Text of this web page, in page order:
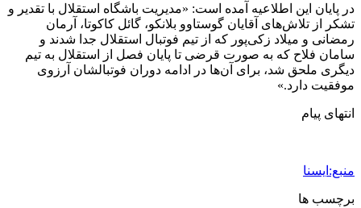
در پایان این اطلاعیه آمده است: «مدیریت باشگاه استقلال با تقدیر و
تشکر از تلاش‌های آقایان گوستاوو بلانکو، گائل کاکوتا، آرمان
رمضانی و میلاد زکی‌پور که از تیم فوتبال استقلال جدا شدند و
سامان فلاح که به صورت قرضی تا پایان فصل از استقلال به تیم
دیگری ملحق شد، برای آن‌ها در ادامه دوران فوتبالشان آرزوی
موفقیت دارد.»
انتهای پیام
منبع:ایسنا
برچسب ها